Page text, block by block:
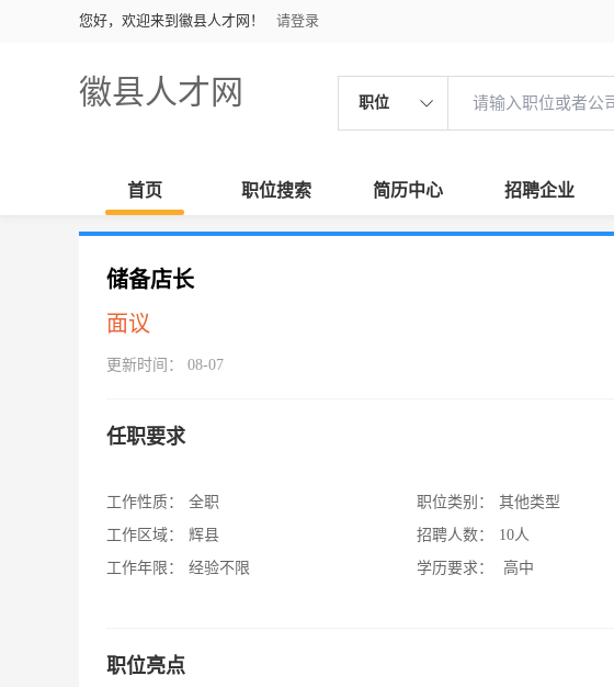
您好，欢迎来到徽县人才网！ 请登录
徽县人才网 职位
首页 职位搜索 简历中心 招聘企业
储备店长
面议
更新时间： 08-07
任职要求
工作性质：
全职
工作区域：
辉县
工作年限：
经验不限
职位类别：
其他类型
招聘人数：
10人
学历要求：
高中
职位亮点